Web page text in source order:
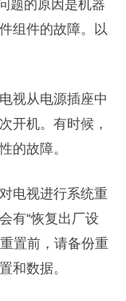
题的原因是机器
组件的故障。以
视从电源插座中
开机。有时候，
的故障。
电视进行系统重
有“恢复出厂设
置前，请备份重
和数据。